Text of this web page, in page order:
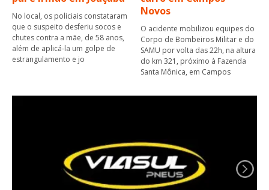
No local, os policiais constataram
que o suspeito desferiu socos e
chutes contra a mãe, de 58 anos,
além de aplicá-la um golpe de
estrangulamento e jo
Novos
O acidente mobilizou equipes do
Corpo de Bombeiros Militar e do
SAMU por volta das 22h, na altura
do km 321, próximo à Fazenda
Santa Mônica, em Campos